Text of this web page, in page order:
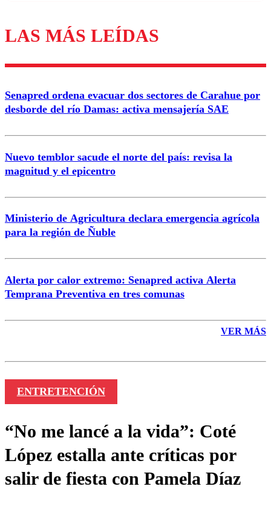
Los comentarios son moderados para garantizar un
diálogo respetuoso.
Correo
LAS MÁS LEÍDAS
Senapred ordena evacuar dos sectores de Carahue por
desborde del río Damas: activa mensajería SAE
Nuevo temblor sacude el norte del país: revisa la
magnitud y el epicentro
Ministerio de Agricultura declara emergencia agrícola
para la región de Ñuble
Alerta por calor extremo: Senapred activa Alerta
Temprana Preventiva en tres comunas
VER MÁS
ENTRETENCIÓN
“No me lancé a la vida”: Coté
López estalla ante críticas por
salir de fiesta con Pamela Díaz